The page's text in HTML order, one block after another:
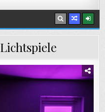
Lichtspiele